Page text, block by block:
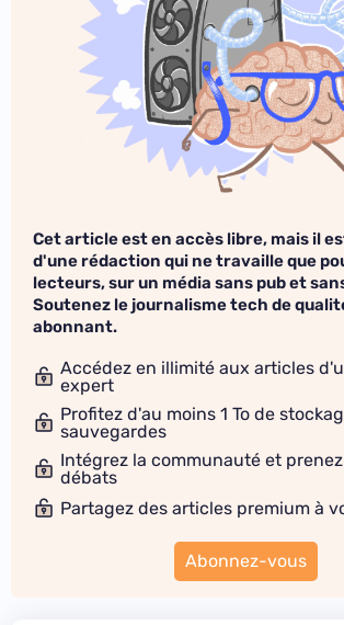
Cet article est en accès libre, mais il
d'une rédaction qui ne travaille que
lecteurs, sur un média sans pub et
Soutenez le journalisme tech de
abonnant.
Accédez en illimité aux articles
expert
Profitez d'au moins 1 To de
sauvegardes
Intégrez la communauté et
débats
Partagez des articles premium à
Abonnez-vous